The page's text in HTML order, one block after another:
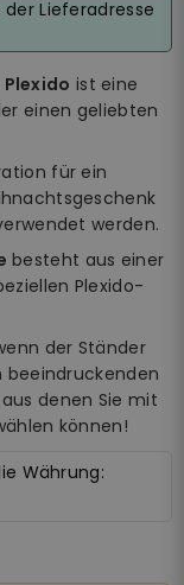
Lieferadresse
Plexido ist eine
einen geliebten
für ein
werden.
besteht aus einer
Plexido-
der Ständer
denen Sie mit
können!
Währung: